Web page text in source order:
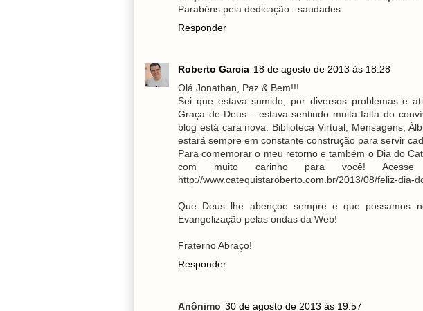
Parabéns pela dedicação...saudades
Responder
Roberto Garcia 18 de agosto de 2013 às 18:28
Olá Jonathan, Paz & Bem!!!
Sei que estava sumido, por diversos problemas e
Graça de Deus... estava sentindo muita falta do
blog está cara nova: Biblioteca Virtual, Mensagens,
estará sempre em constante construção para servir
Para comemorar o meu retorno e também o Dia do
com muito carinho para você! Acesse
http://www.catequistaroberto.com.br/2013/08/feliz-dia-
Que Deus lhe abençoe sempre e que possamos
Evangelização pelas ondas da Web!
Fraterno Abraço!
Responder
Anônimo 30 de agosto de 2013 às 19:57